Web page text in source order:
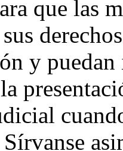
que las
y puedan
Sírvanse